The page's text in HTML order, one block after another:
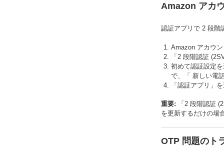
Amazon アカ
認証アプリで 2 段階
Amazon アカウ
「2 段階認証
初めて認証設定
で、「 新しい電
「認証アプリ」
重要:
「2 段階認証
を更新するだけの場
OTP 問題のト